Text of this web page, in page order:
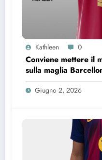
Kathleen 0
Conviene mettere il
sulla maglia
Giugno 2, 2026